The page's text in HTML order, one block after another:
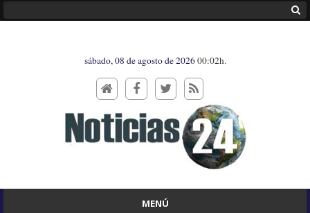
sábado, 08 de agosto de 202600:02h.
MENÚ